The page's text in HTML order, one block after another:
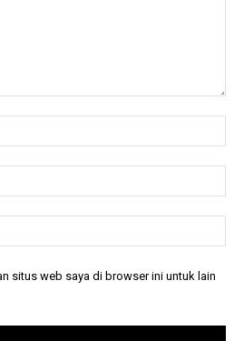
situs web saya di browser ini untuk lain